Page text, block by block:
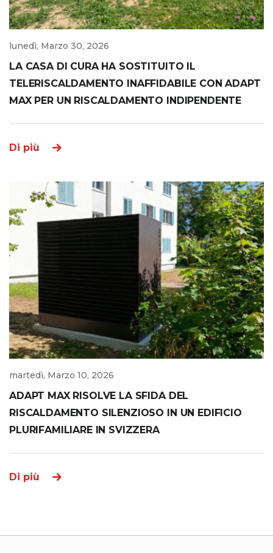
lunedì, Marzo 30, 2026
LA CASA DI CURA HA SOSTITUITO IL
TELERISCALDAMENTO INAFFIDABILE CON ADAPT
MAX PER UN RISCALDAMENTO INDIPENDENTE
Di più
martedì, Marzo 10, 2026
ADAPT MAX RISOLVE LA SFIDA DEL
RISCALDAMENTO SILENZIOSO IN UN EDIFICIO
PLURIFAMILIARE IN SVIZZERA
Di più